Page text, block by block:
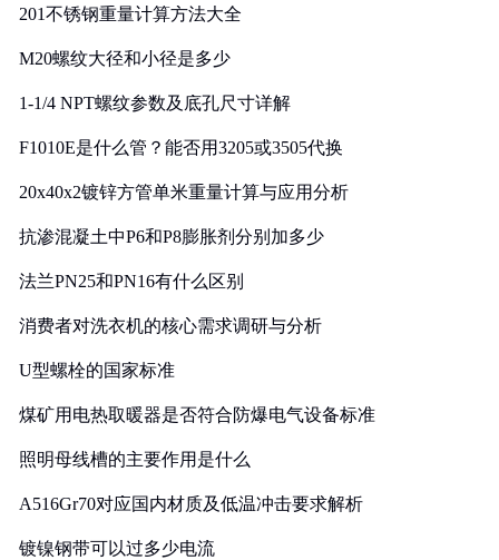
201不锈钢重量计算方法大全
M20螺纹大径和小径是多少
1-1/4 NPT螺纹参数及底孔尺寸详解
F1010E是什么管？能否用3205或3505代换
20x40x2镀锌方管单米重量计算与应用分析
抗渗混凝土中P6和P8膨胀剂分别加多少
法兰PN25和PN16有什么区别
消费者对洗衣机的核心需求调研与分析
U型螺栓的国家标准
煤矿用电热取暖器是否符合防爆电气设备标准
照明母线槽的主要作用是什么
A516Gr70对应国内材质及低温冲击要求解析
镀镍钢带可以过多少电流